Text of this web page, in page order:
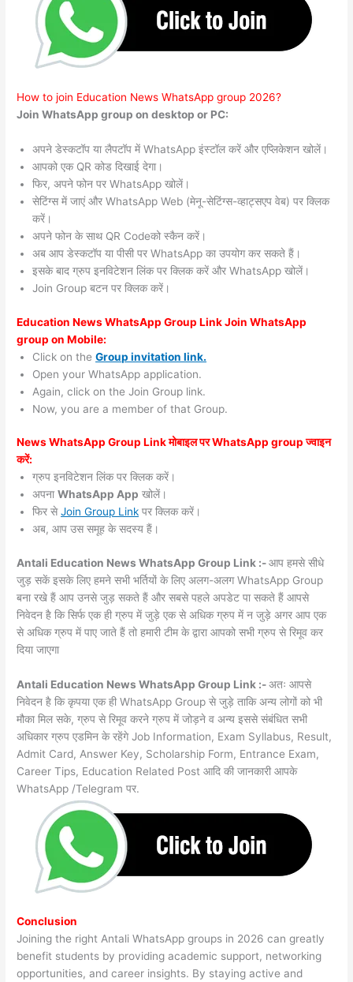
How to join Education News WhatsApp group 2026?
Join WhatsApp group on desktop or PC:
अपने डेस्कटॉप या लैपटॉप में WhatsApp इंस्टॉल करें और एप्लिकेशन खोलें।
आपको एक QR कोड दिखाई देगा।
फिर, अपने फोन पर WhatsApp खोलें।
सेटिंग्स में जाएं और WhatsApp Web (मेनू-सेटिंग्स-व्हाट्सएप वेब) पर क्लिक
करें।
अपने फोन के साथ QR Codeको स्कैन करें।
अब आप डेस्कटॉप या पीसी पर WhatsApp का उपयोग कर सकते हैं।
इसके बाद ग्रुप इनविटेशन लिंक पर क्लिक करें और WhatsApp खोलें।
Join Group बटन पर क्लिक करें।
Education News WhatsApp Group Link Join WhatsApp
group on Mobile:
Click on theGroup invitation link.
Open your WhatsApp application.
Again, click on the Join Group link.
Now, you are a member of that Group.
News WhatsApp Group Link मोबाइल पर WhatsApp group ज्वाइन
करें:
ग्रुप इनविटेशन लिंक पर क्लिक करें।
अपनाWhatsApp App खोलें।
फिर सेJoin Group Link पर क्लिक करें।
अब, आप उस समूह के सदस्य हैं।
Antali Education News WhatsApp Group Link :-आप हमसे सीधे
जुड़ सकें इसके लिए हमने सभी भर्तियों के लिए अलग-अलग WhatsApp Group
बना रखे हैं आप उनसे जुड़ सकते हैं और सबसे पहले अपडेट पा सकते हैं आपसे
निवेदन है कि सिर्फ एक ही ग्रुप में जुड़े एक से अधिक ग्रुप में न जुड़े अगर आप एक
से अधिक ग्रुप में पाए जाते हैं तो हमारी टीम के द्वारा आपको सभी ग्रुप से रिमूव कर
दिया जाएगा
Antali Education News WhatsApp Group Link :-अतः आपसे
निवेदन है कि कृपया एक ही WhatsApp Group से जुड़े ताकि अन्य लोगों को भी
मौका मिल सके, ग्रुप से रिमूव करने ग्रुप में जोड़ने व अन्य इससे संबंधित सभी
अधिकार ग्रुप एडमिन के रहेंगे Job Information, Exam Syllabus, Result,
Admit Card, Answer Key, Scholarship Form, Entrance Exam,
Career Tips, Education Related Post आदि की जानकारी आपके
WhatsApp /Telegram पर.
Conclusion
Joining the right Antali WhatsApp groups in 2026 can greatly
benefit students by providing academic support, networking
opportunities, and career insights. By staying active and